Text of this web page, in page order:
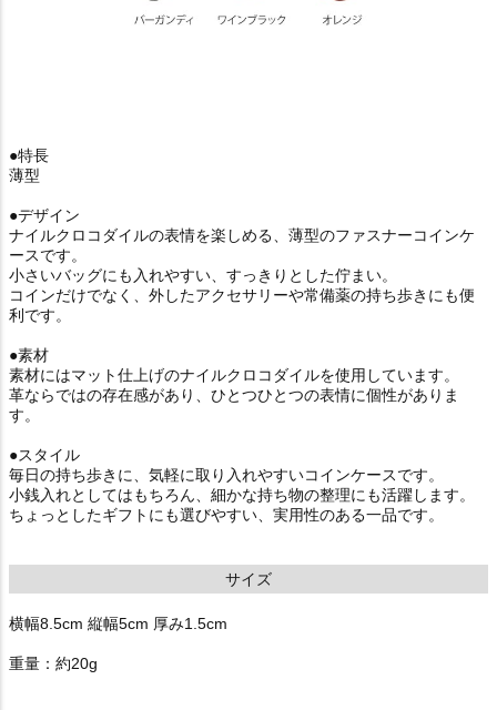
●特長
薄型
●デザイン
ナイルクロコダイルの表情を楽しめる、薄型のファスナーコインケ
ースです。
小さいバッグにも入れやすい、すっきりとした佇まい。
コインだけでなく、外したアクセサリーや常備薬の持ち歩きにも便
利です。
●素材
素材にはマット仕上げのナイルクロコダイルを使用しています。
革ならではの存在感があり、ひとつひとつの表情に個性がありま
す。
●スタイル
毎日の持ち歩きに、気軽に取り入れやすいコインケースです。
小銭入れとしてはもちろん、細かな持ち物の整理にも活躍します。
ちょっとしたギフトにも選びやすい、実用性のある一品です。
サイズ
横幅8.5cm 縦幅5cm 厚み1.5cm
重量：約20g